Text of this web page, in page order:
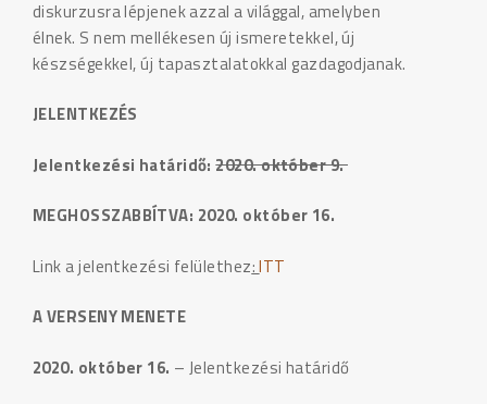
diskurzusra lépjenek azzal a világgal, amelyben
élnek. S nem mellékesen új ismeretekkel, új
készségekkel, új tapasztalatokkal gazdagodjanak.
JELENTKEZÉS
Jelentkezési határidő: 2020. október 9.
MEGHOSSZABBÍTVA: 2020. október 16.
Link a jelentkezési felülethez:ITT
A VERSENY MENETE
2020. október 16. – Jelentkezési határidő